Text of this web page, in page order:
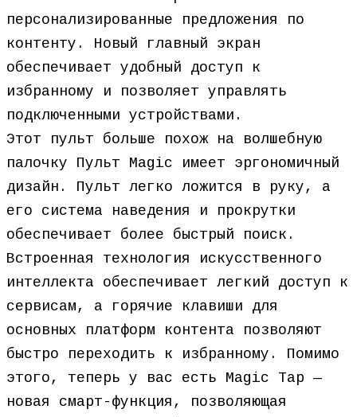
персонализированные предложения по
контенту. Новый главный экран
обеспечивает удобный доступ к
избранному и позволяет управлять
подключенными устройствами.
Этот пульт больше похож на волшебную
палочку Пульт Magic имеет эргономичный
дизайн. Пульт легко ложится в руку, а
его система наведения и прокрутки
обеспечивает более быстрый поиск.
Встроенная технология искусственного
интеллекта обеспечивает легкий доступ к
сервисам, а горячие клавиши для
основных платформ контента позволяют
быстро переходить к избранному. Помимо
этого, теперь у вас есть Magic Tap —
новая смарт-функция, позволяющая